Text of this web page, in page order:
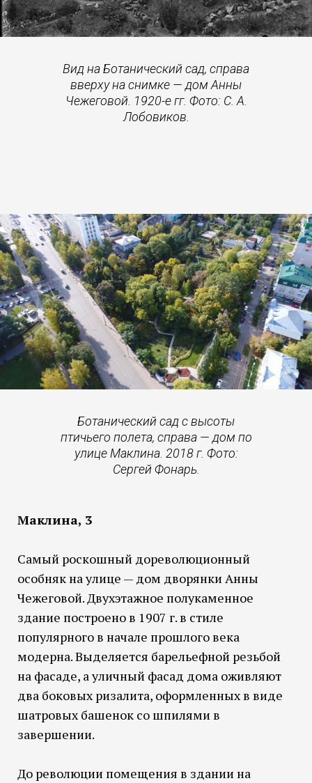
Вид на Ботанический сад, справа
вверху на снимке — дом Анны
Чежеговой. 1920-е гг. Фото: С. А.
Лобовиков.
Ботанический сад с высоты
птичьего полета, справа — дом по
улице Маклина. 2018 г. Фото:
Сергей Фонарь.
Маклина, 3
Самый роскошный дореволюционный
особняк на улице — дом дворянки Анны
Чежеговой. Двухэтажное полукаменное
здание построено в 1907 г. в стиле
популярного в начале прошлого века
модерна. Выделяется барельефной резьбой
на фасаде, а уличный фасад дома оживляют
два боковых ризалита, оформленных в виде
шатровых башенок со шпилями в
завершении.
До революции помещения в здании на